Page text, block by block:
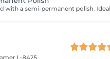
L-8425